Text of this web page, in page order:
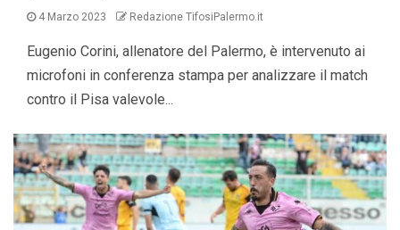
4 Marzo 2023 Redazione TifosiPalermo.it
Eugenio Corini, allenatore del Palermo, è intervenuto ai
microfoni in conferenza stampa per analizzare il match
contro il Pisa valevole...